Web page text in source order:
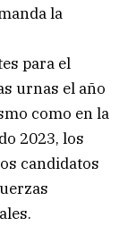
la
para el
urnas el año
como en la
2023, los
candidatos